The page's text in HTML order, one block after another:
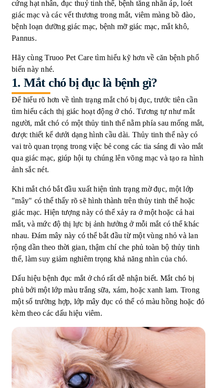
cứng hạt nhân, đục thuỷ tinh thể, bệnh tăng nhãn áp, loét
giác mạc và các vết thương trong mắt, viêm màng bồ đào,
bệnh loạn dưỡng giác mạc, bệnh mỡ giác mạc, mắt khô,
Pannus.
Hãy cùng Truoo Pet Care tìm hiểu kỹ hơn về căn bệnh phổ
biến này nhé.
1. Mắt chó bị đục là bệnh gì?
Để hiểu rõ hơn về tình trạngmắt chó bị đục, trước tiên cần
tìm hiểu cách thị giác hoạt động ở chó. Tương tự như mắt
người, mắt chó có một thủy tinh thể nằm phía sau mống mắt,
được thiết kế dưới dạng hình cầu dài. Thủy tinh thể này có
vai trò quan trọng trong việc bẻ cong các tia sáng đi vào mắt
qua giác mạc, giúp hội tụ chúng lên võng mạc và tạo ra hình
ảnh sắc nét.
Khi mắt chó bắt đầu xuất hiện tình trạng mờ đục, một lớp
"mây" có thể thấy rõ sẽ hình thành trên thủy tinh thể hoặc
giác mạc. Hiện tượng này có thể xảy ra ở một hoặc cả hai
mắt, và mức độ thị lực bị ảnh hưởng ở mỗi mắt có thể khác
nhau. Đám mây này có thể bắt đầu từ một vùng nhỏ và lan
rộng dần theo thời gian, thậm chí che phủ toàn bộ thủy tinh
thể, làm suy giảm nghiêm trọng khả năng nhìn của chó.
Dấu hiệu bệnh đục mắt ở chó rất dễ nhận biết. Mắt chó bị
phủ bởi một lớp màu trắng sữa, xám, hoặc xanh lam. Trong
một số trường hợp, lớp mây đục có thể có màu hồng hoặc đỏ
kèm theo các dấu hiệu viêm.